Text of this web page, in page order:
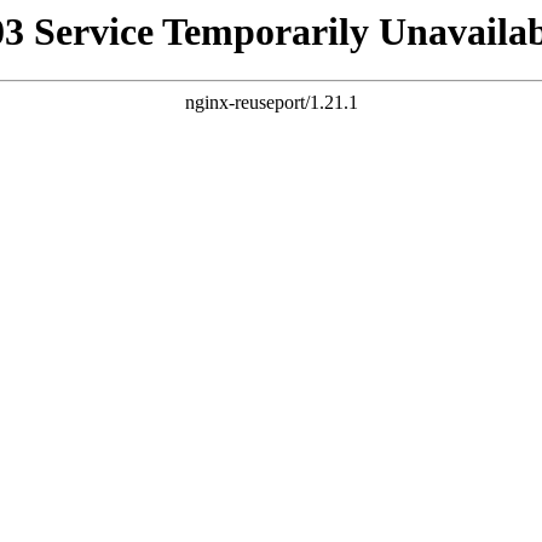
Service Temporarily
nginx-reuseport/1.21.1